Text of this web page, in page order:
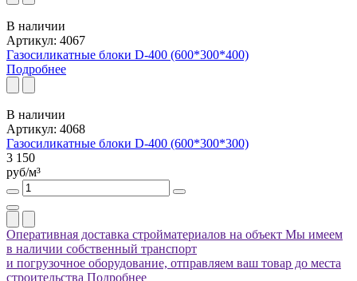
В наличии
Артикул: 4067
Газосиликатные блоки D-400 (600*300*400)
Подробнее
В наличии
Артикул: 4068
Газосиликатные блоки D-400 (600*300*300)
3 150
руб/м³
Оперативная доставка стройматериалов на объект Мы имеем
в наличии собственный транспорт
и погрузочное оборудование, отправляем ваш товар до места
строительства Подробнее